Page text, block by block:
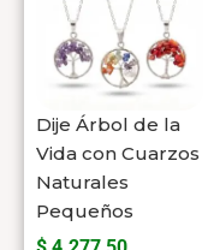
Dije Árbol de la
Vida con Cuarzos
Naturales
Pequeños
tiene
varias
variantes.
Las
opciones
se
pueden